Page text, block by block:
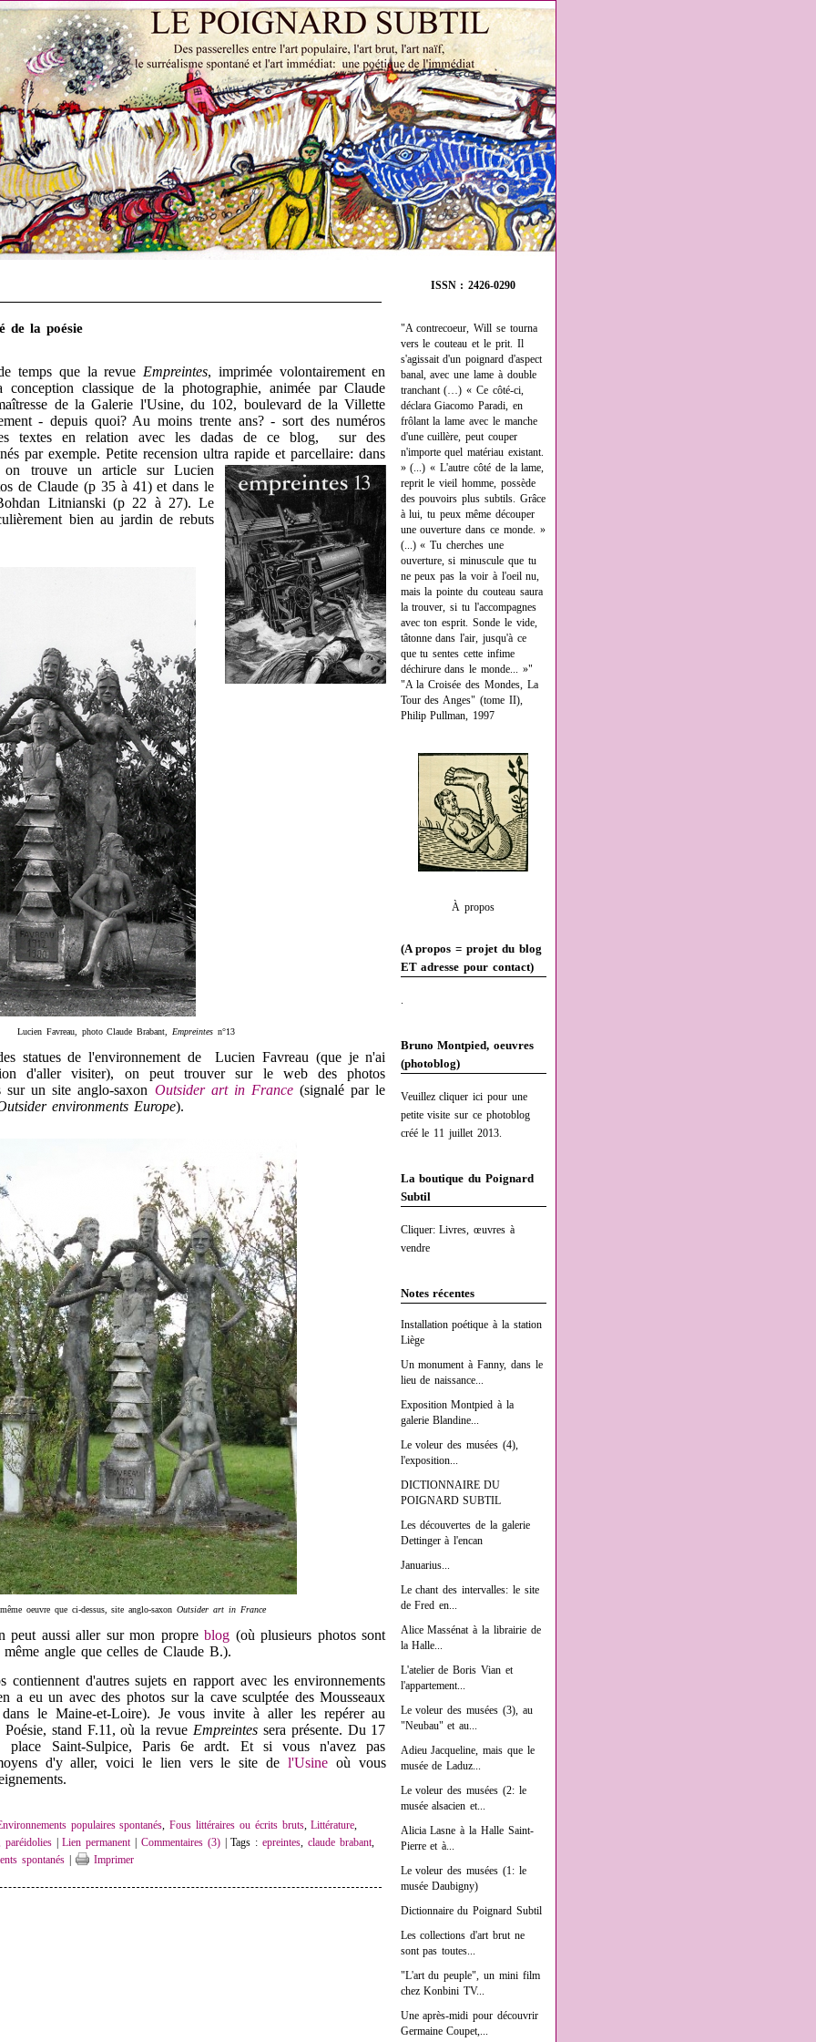
ISSN : 2426-0290
"A contrecoeur, Will se tourna
vers le couteau et le prit. Il
s'agissait d'un poignard d'aspect
banal, avec une lame à double
tranchant (…) « Ce côté-ci,
déclara Giacomo Paradi, en
frôlant la lame avec le manche
d'une cuillère, peut couper
n'importe quel matériau existant.
» (...) « L'autre côté de la lame,
reprit le vieil homme, possède
des pouvoirs plus subtils. Grâce
à lui, tu peux même découper
une ouverture dans ce monde. »
(...) « Tu cherches une
ouverture, si minuscule que tu
ne peux pas la voir à l'oeil nu,
mais la pointe du couteau saura
la trouver, si tu l'accompagnes
avec ton esprit. Sonde le vide,
tâtonne dans l'air, jusqu'à ce
que tu sentes cette infime
déchirure dans le monde... »"
"A la Croisée des Mondes, La
Tour des Anges" (tome II),
Philip Pullman, 1997
À propos
(A propos = projet du blog
ET adresse pour contact)
.
Bruno Montpied, oeuvres
(photoblog)
Veuillez cliquer ici pour une
petite visite sur ce photoblog
créé le 11 juillet 2013.
La boutique du Poignard
Subtil
Cliquer: Livres, œuvres à
vendre
Notes récentes
Installation poétique à la station
Liège
Un monument à Fanny, dans le
lieu de naissance...
Exposition Montpied à la
galerie Blandine...
Le voleur des musées (4),
l'exposition...
DICTIONNAIRE DU
POIGNARD SUBTIL
Les découvertes de la galerie
Dettinger à l'encan
Januarius...
Le chant des intervalles: le site
de Fred en...
Alice Massénat à la librairie de
la Halle...
L'atelier de Boris Vian et
l'appartement...
Le voleur des musées (3), au
"Neubau" et au...
Adieu Jacqueline, mais que le
musée de Laduz...
Le voleur des musées (2: le
musée alsacien et...
Alicia Lasne à la Halle Saint-
Pierre et à...
Le voleur des musées (1: le
musée Daubigny)
Dictionnaire du Poignard Subtil
Les collections d'art brut ne
sont pas toutes...
"L'art du peuple", un mini film
chez Konbini TV...
Une après-midi pour découvrir
Germaine Coupet,...
de la poésie
que la revue Empreintes, imprimée volontairement en
classique de la photographie, animée par Claude
de la Galerie l'Usine, du 102, boulevard de la Villette
- depuis quoi? Au moins trente ans? - sort des numéros
textes en relation avec les dadas de ce blog, sur des
par exemple. Petite recension ultra rapide et parcellaire: dans
trouve un article sur Lucien
de Claude (p 35 à 41) et dans le
Litnianski (p 22 à 27). Le
bien au jardin de rebuts
Lucien Favreau, photo Claude Brabant,Empreintes n°13
de l'environnement de Lucien Favreau (que je n'ai
d'aller visiter), on peut trouver sur le web des photos
sur un site anglo-saxon Outsider art in France (signalé par le
environments Europe).
oeuvre que ci-dessus, site anglo-saxonOutsider art in France
aussi aller sur mon propreblog (où plusieurs photos sont
angle que celles de Claude B.).
d'autres sujets en rapport avec les environnements
a eu un avec des photos sur la cave sculptée des Mousseaux
dans le Maine-et-Loire). Je vous invite à aller les repérer au
stand F.11, où la revue Empreintes sera présente. Du 17
Saint-Sulpice, Paris 6e ardt. Et si vous n'avez pas
d'y aller, voici le lien vers le site de l'Usineoù vous
populaires spontanés,Fous littéraires ou écrits bruts,Littérature,
paréidolies|Lien permanent| Commentaires (3)| Tags :epreintes, claude brabant,
spontanés
Imprimer